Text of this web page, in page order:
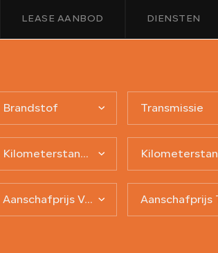
LEASE AANBOD DIENSTEN
Brandstof Transmissie
Kilometerstand van
Aanschafprijs Van